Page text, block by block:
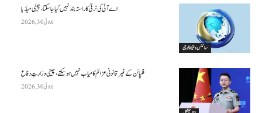
سائنس وٹیکنالوجی
اے آئی کی ترقی کا راستہ بند نہیں کیا جا سکتا، چینی میڈیا
جولائی 30, 2026
فلپائن کے غیر قانونی عزائم کامیاب نہیں ہو سکتے ، چینی وزارتِ دفاع
جولائی 30, 2026